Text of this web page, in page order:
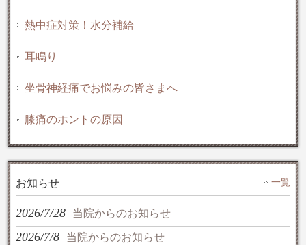
熱中症対策！水分補給
耳鳴り
坐骨神経痛でお悩みの皆さまへ
膝痛のホントの原因
お知らせ 一覧
2026/7/28 当院からのお知らせ
2026/7/8 当院からのお知らせ